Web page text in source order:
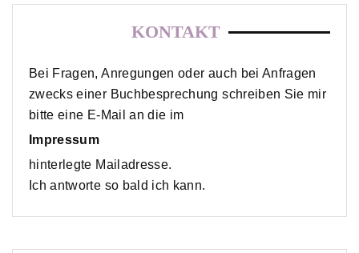
KONTAKT
Bei Fragen, Anregungen oder auch bei Anfragen
zwecks einer Buchbesprechung schreiben Sie mir
bitte eine E-Mail an die im
Impressum
hinterlegte Mailadresse.
Ich antworte so bald ich kann.